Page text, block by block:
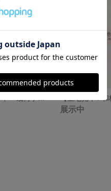
【生地見本 /
展示中